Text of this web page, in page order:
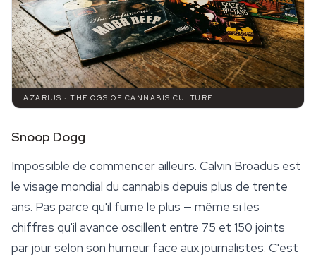
AZARIUS · THE OGS OF CANNABIS CULTURE
Snoop Dogg
Impossible de commencer ailleurs. Calvin Broadus est
le visage mondial du cannabis depuis plus de trente
ans. Pas parce qu'il fume le plus — même si les
chiffres qu'il avance oscillent entre 75 et 150 joints
par jour selon son humeur face aux journalistes. C'est